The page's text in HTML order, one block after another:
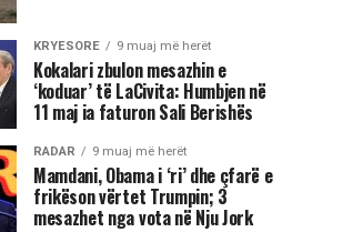
KRYESORE 9 muaj më herët
Kokalari zbulon mesazhin e
‘koduar’ të LaCivita: Humbjen në
11 maj ia faturon Sali Berishës
RADAR 9 muaj më herët
Mamdani, Obama i ‘ri’ dhe çfarë e
frikëson vërtet Trumpin; 3
mesazhet nga vota në Nju Jork